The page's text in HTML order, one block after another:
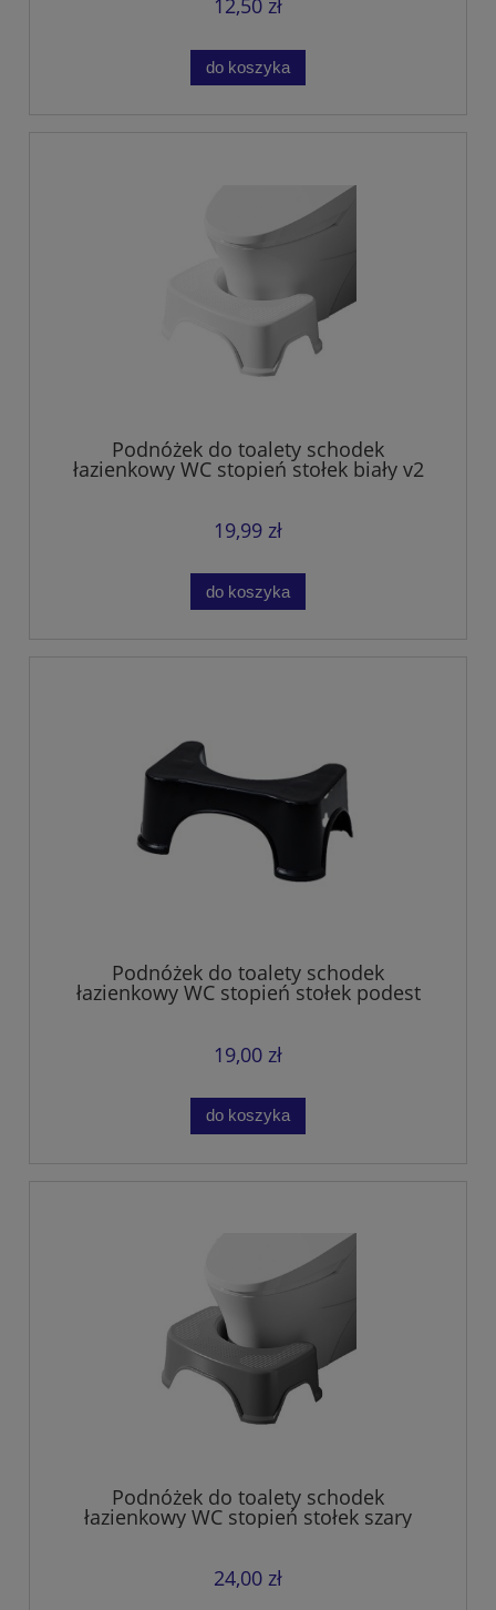
12,50 zł
do koszyka
Podnóżek do toalety schodek
łazienkowy WC stopień stołek biały v2
19,99 zł
do koszyka
Podnóżek do toalety schodek
łazienkowy WC stopień stołek podest
czarny
19,00 zł
do koszyka
Podnóżek do toalety schodek
łazienkowy WC stopień stołek szary
24,00 zł